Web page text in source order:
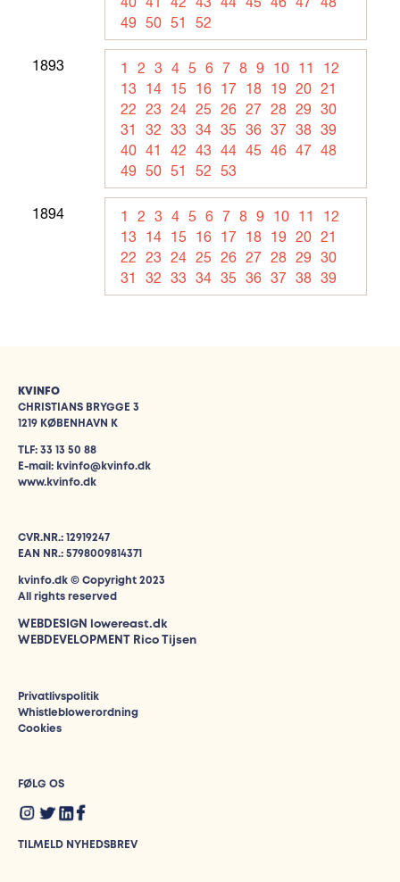
49 50 51 52
1893 1 2 3 4 5 6 7 8 9 10 11
12
13
14 15 16 17 18 19 20 21
22 23 24 25 26 27 28 29 30
31
32 33 34 35 36 37 38 39
40 41 42 43 44 45 46 47 48
49 50 51 52 53
1894 1 2 3 4 5 6 7 8 9 10 11
12
13
14 15 16 17 18 19 20 21
22 23 24 25 26 27 28 29 30
31
32 33 34 35 36 37 38 39
KVINFO
CHRISTIANS BRYGGE 3
1219 KØBENHAVN K
TLF: 33 13 50 88
E-mail: kvinfo@kvinfo.dk
www.kvinfo.dk
CVR.NR.: 12919247
EAN NR.: 5798009814371
kvinfo.dk © Copyright 2023
All rights reserved
WEBDESIGN
lowereast.dk
WEBDEVELOPMENT Rico Tijsen
Privatlivspolitik
Whistleblowerordning
Cookies
FØLG OS
TILMELD NYHEDSBREV